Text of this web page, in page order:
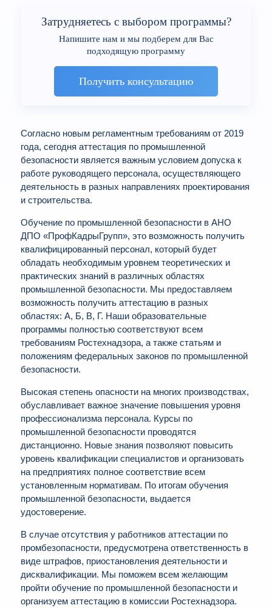
Затрудняетесь с выбором программы?
Напишите нам и мы подберем для Вас
подходящую программу
Получить консультацию
Согласно новым регламентным требованиям от 2019
года, сегодня аттестация по промышленной
безопасности является важным условием допуска к
работе руководящего персонала, осуществляющего
деятельность в разных направлениях проектирования
и строительства.
Обучение по промышленной безопасности в АНО
ДПО «ПрофКадрыГрупп», это возможность получить
квалифицированный персонал, который будет
обладать необходимым уровнем теоретических и
практических знаний в различных областях
промышленной безопасности. Мы предоставляем
возможность получить аттестацию в разных
областях: А, Б, В, Г. Наши образовательные
программы полностью соответствуют всем
требованиям Ростехнадзора, а также статьям и
положениям федеральных законов по промышленной
безопасности.
Высокая степень опасности на многих производствах,
обуславливает важное значение повышения уровня
профессионализма персонала. Курсы по
промышленной безопасности проводятся
дистанционно. Новые знания позволяют повысить
уровень квалификации специалистов и организовать
на предприятиях полное соответствие всем
установленным нормативам. По итогам обучения
промышленной безопасности, выдается
удостоверение.
В случае отсутствия у работников аттестации по
промбезопасности, предусмотрена ответственность в
виде штрафов, приостановления деятельности и
дисквалификации. Мы поможем всем желающим
пройти обучение по промышленной безопасности и
организуем аттестацию в комиссии Ростехнадзора.